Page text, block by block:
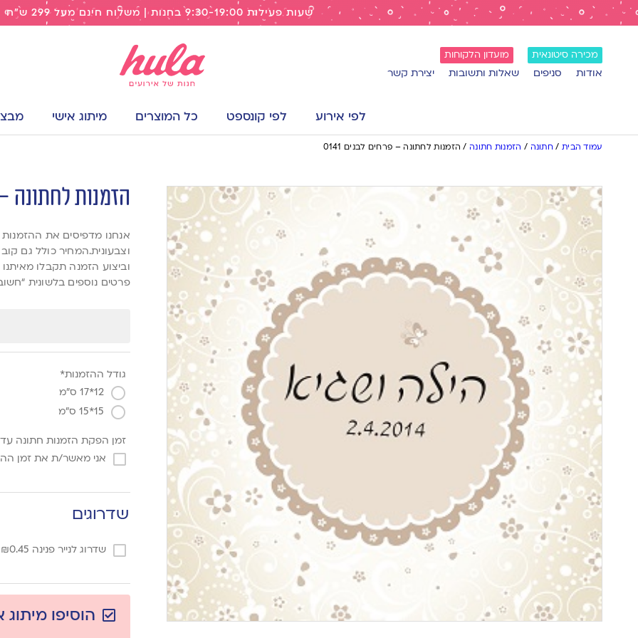
שעות פעילות 9:30-19:00 בחנות | משלוח חינם מעל 299 ש"ח
מכירה סיטונאית מועדון הלקוחות
אודות סניפים שאלות ותשובות יצירת קשר
לפי אירוע לפי קונספט כל המוצרים מיתוג אישי
עמוד הבית / חתונה / הזמנות חתונה/ הזמנות לחתונה – פרחים לבנים 0141
הזמנות לחתונה –
וצבעונית.המחיר כולל גם
וביצוע הזמנה תקבלו
פרטים נוספים בלשונית
גודל ההזמנות*
12*17 ס"מ
15*15 ס"מ
זמן הפקת הזמנות חתונה עד 3 ימי עסקים מאישר
אני מאשר/ת את זמן
שדרוגים
שדרוג לנייר פנינה ₪0.45
הוסיפו